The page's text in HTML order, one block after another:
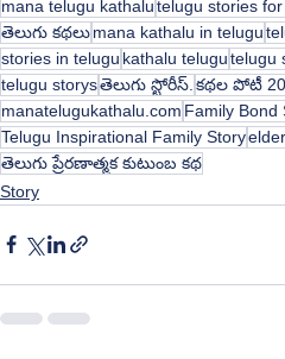
mana telugu kathalutelugu stories
తెలుగు కథలుmana kathalu in telugu
stories in telugu kathalu telugutelugu
telugu storysతెలుగు స్టోరీస్. కథల పోటీ
manatelugukathalu.com Family Bond
Telugu Inspirational Family Story
తెలుగు ప్రేరణాత్మక కుటుంబ కథ
Story